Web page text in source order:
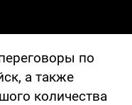
по
а также
количества